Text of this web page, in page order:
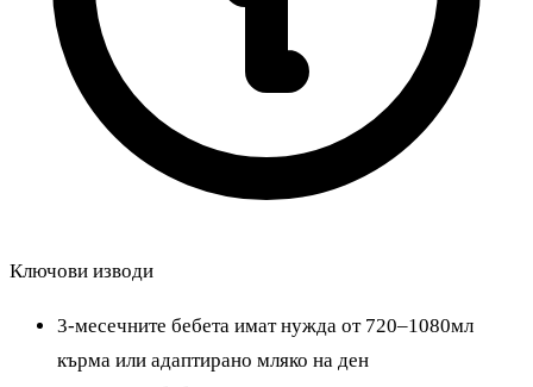
Ключови изводи
3-месечните бебета имат нужда от 720–1080мл
кърма или адаптирано мляко на ден